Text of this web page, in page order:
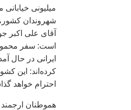
ميليونی
شهروندان
آقای علی اکبر
است: سفر محمود
ايرانی در حال
کرده‌اند: اين
احترام خواهد
هموطنان ارجمند